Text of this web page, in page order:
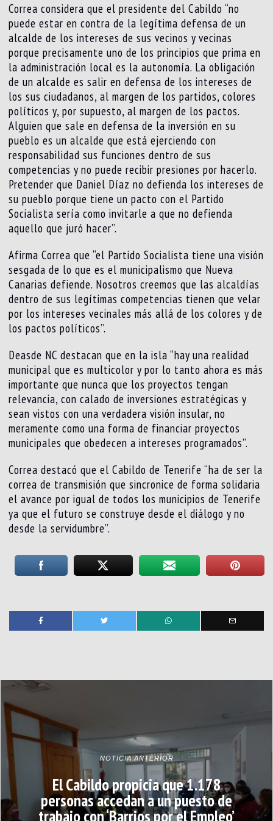
Correa considera que el presidente del Cabildo “no
puede estar en contra de la legítima defensa de un
alcalde de los intereses de sus vecinos y vecinas
porque precisamente uno de los principios que prima en
la administración local es la autonomía. La obligación
de un alcalde es salir en defensa de los intereses de
los sus ciudadanos, al margen de los partidos, colores
políticos y, por supuesto, al margen de los pactos.
Alguien que sale en defensa de la inversión en su
pueblo es un alcalde que está ejerciendo con
responsabilidad sus funciones dentro de sus
competencias y no puede recibir presiones por hacerlo.
Pretender que Daniel Díaz no defienda los intereses de
su pueblo porque tiene un pacto con el Partido
Socialista sería como invitarle a que no defienda
aquello que juró hacer”.
Afirma Correa que “el Partido Socialista tiene una visión
sesgada de lo que es el municipalismo que Nueva
Canarias defiende. Nosotros creemos que las alcaldías
dentro de sus legítimas competencias tienen que velar
por los intereses vecinales más allá de los colores y de
los pactos políticos”.
Deasde NC destacan que en la isla “hay una realidad
municipal que es multicolor y por lo tanto ahora es más
importante que nunca que los proyectos tengan
relevancia, con calado de inversiones estratégicas y
sean vistos con una verdadera visión insular, no
meramente como una forma de financiar proyectos
municipales que obedecen a intereses programados”.
Correa destacó que el Cabildo de Tenerife “ha de ser la
correa de transmisión que sincronice de forma solidaria
el avance por igual de todos los municipios de Tenerife
ya que el futuro se construye desde el diálogo y no
desde la servidumbre”.
NOTICIA ANTERIOR
El Cabildo propicia que 1.178
personas accedan a un puesto de
trabajo con ‘Barrios por el Empleo’